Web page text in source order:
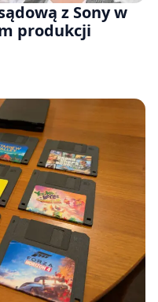
z Sony w
produkcji